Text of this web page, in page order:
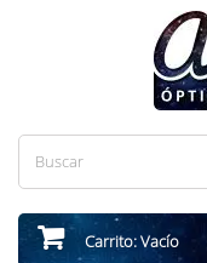
Carrito:Vacío